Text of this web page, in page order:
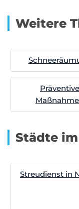
Weitere
Präventive
Städte
Streudienst in